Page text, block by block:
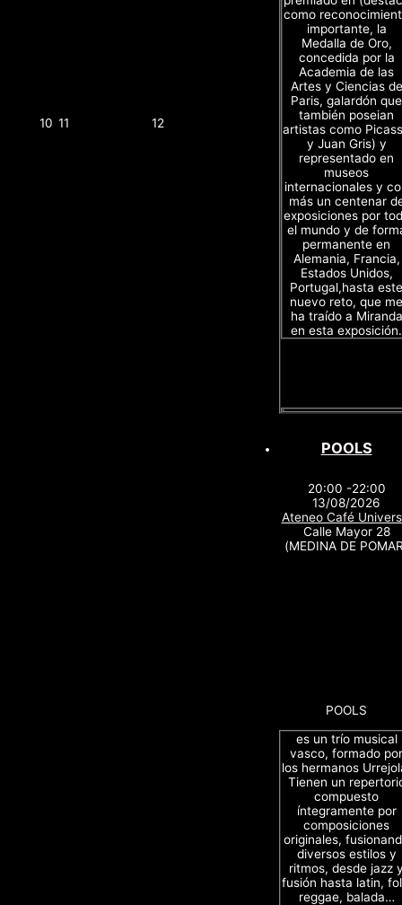
10 11 12
como
importante, la
Medalla de Oro,
concedida por la
Academia de las
Artes y Ciencias de
Paris, galardón que
también poseian
artistas como
y Juan Gris) y
representado en
museos
internacionales y
más un centenar
exposiciones por
el mundo y de
permanente en
Alemania, Francia,
Estados Unidos,
Portugal,hasta este
nuevo reto, que me
ha traído a Miranda
en esta exposición.
POOLS
20:00 -22:00
13/08/2026
Ateneo Café
Calle Mayor 28
(MEDINA DE
POOLS
es un trío musical
vasco, formado por
los hermanos
Tienen un
compuesto
íntegramente por
composiciones
originales,
diversos estilos y
ritmos, desde jazz
fusión hasta latin,
reggae, balada…